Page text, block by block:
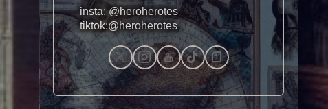
insta: @heroherotes
tiktok:@heroherotes